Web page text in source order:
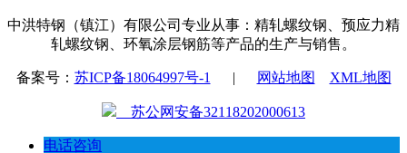
中洪特钢（镇江）有限公司专业从事：精轧螺纹钢、预应力精
轧螺纹钢、环氧涂层钢筋等产品的生产与销售。
备案号： 苏ICP备18064997号-1 | 网站地图 XML地图
苏公网安备32118202000613
电话咨询